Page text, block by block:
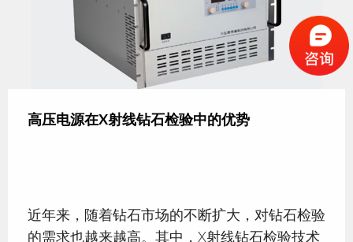
高压电源在X射线钻石检验中的优势
近年来，随着钻石市场的不断扩大，对钻石检验
的需求也越来越高。其中，X射线钻石检验技术